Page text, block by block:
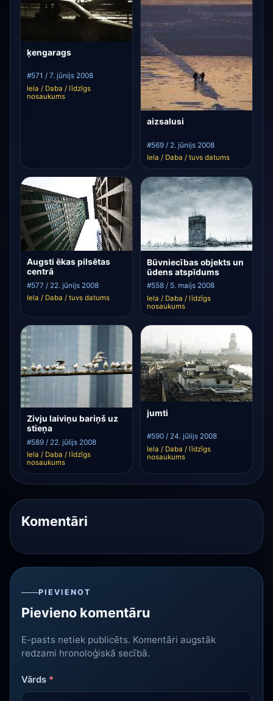
ķengarags
#571 / 7. jūnijs 2008
Iela / Daba / līdzīgs
nosaukums
aizsalusi
#569 / 2. jūnijs 2008
Iela / Daba / tuvs datums
Augsti ēkas pilsētas
centrā
#577 / 22. jūnijs 2008
Iela / Daba / tuvs datums
Būvniecības objekts un
ūdens atspīdums
#558 / 5. maijs 2008
Iela / Daba / līdzīgs
nosaukums
Zivju laiviņu bariņš uz
stieņa
#589 / 22. jūlijs 2008
Iela / Daba / līdzīgs
nosaukums
jumti
#590 / 24. jūlijs 2008
Iela / Daba / līdzīgs
nosaukums
Komentāri
PIEVIENOT
Pievieno komentāru
E-pasts netiek publicēts. Komentāri augstāk
redzami hronoloģiskā secībā.
Vārds *